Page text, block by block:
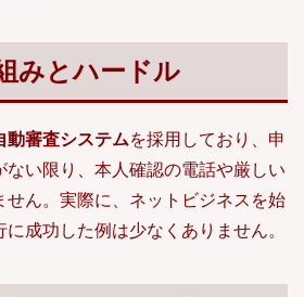
みとハードル
動審査システムを採用しており、申
ない限り、本人確認の電話や厳しい
せん。実際に、ネットビジネスを始
成功した例は少なくありません。